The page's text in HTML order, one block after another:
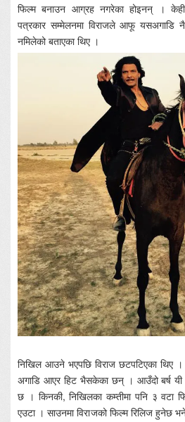
फिल्म बनाउन आग्रह नगरेका होइनन् । केही
पत्रकार सम्मेलनमा विराजले आफू यसअगाडि
नमिलेको बताएका थिए ।
निखिल आउने भएपछि विराज छटपटिएका थिए ।
अगाडि आएर हिट भैसकेका छन् । आउँदो बर्ष यी
छ । किनकी, निखिलका कम्तीमा पनि ३ वटा
एउटा । साउनमा विराजको फिल्म रिलिज हुनेछ